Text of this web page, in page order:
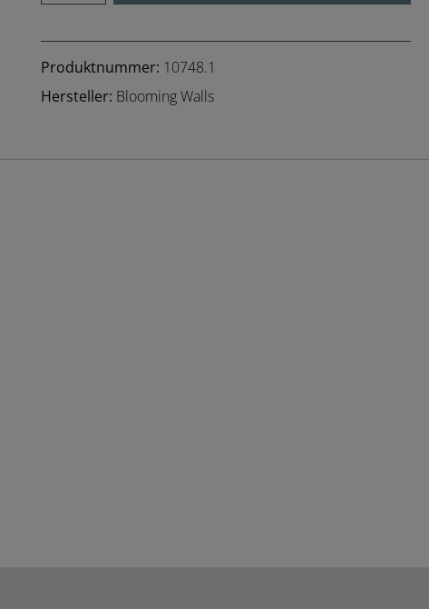
Produktnummer: 10748.1
Hersteller: Blooming Walls